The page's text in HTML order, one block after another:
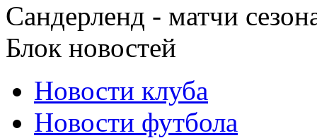
Сандерленд - матчи
Блок новостей
Новости клуба
Новости футбола